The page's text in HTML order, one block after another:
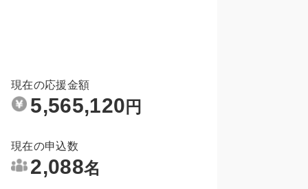
現在の応援金額
5,565,120 円
現在の申込数
2,088名